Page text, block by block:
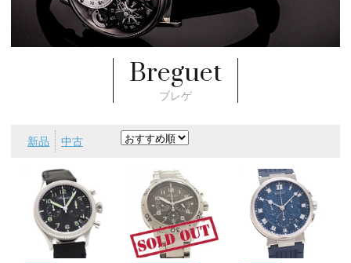
Breguet
ブレゲ
新品 中古